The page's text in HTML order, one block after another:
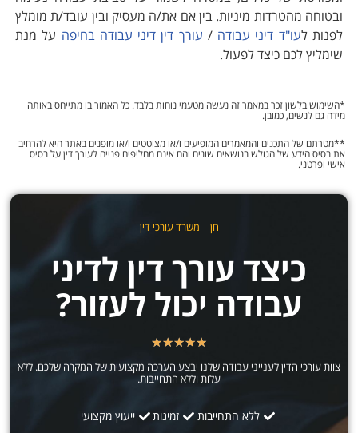
ובטוחה מהטרדות מיניות. בין אם את/ה מעסיק ובין עובד/ת מומלץ
לפנות לעו"ד דיני עבודה / עורך דין דיני עבודה בחיפה על מנת
שימליץ לכם כיצד לפעול.
*השימוש בלשון זכר במאמר זה נעשה מטעמי נוחות בלבד. כל האמור בו מתייחס באותה
מידה גם לנשים, כמובן.
**מטרתם של התכנים והמאמרים המופיעים ו/או מצוטטים ו/או מופנים באתר היא להרחיב
את בסיס הידע של הגולש בנושאים שונים והם אינם מחליפים פנייה לעורך דין על בסיס
אישי ופרטני.
חן – משרד עורכי דין
כיצד עורך דין לדיני
עבודה יכול לעזור?
★
★
★
★
★
צוות עורכי הדין לענייני עבודה שלנו יבצע הערכה מקצועית של המקרה שלכם. ללא
עלות וללא התחייבות.
ללא התחייבות זמינות ייעוץ מקצועי